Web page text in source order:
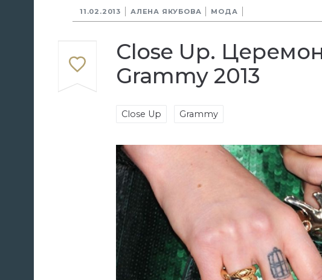
11.02.2013 АЛЕНА ЯКУБОВА МОДА
Close Up.
Grammy 2013
Close Up Grammy